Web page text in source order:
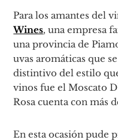
Para los amantes del
Wines, una empresa
una provincia de
uvas aromáticas que
distintivo del estilo
vinos fue el Moscato
Rosa cuenta con más
En esta ocasión pude